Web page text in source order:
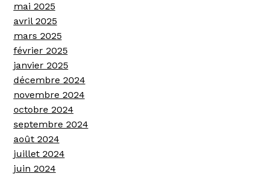
mai 2025
avril 2025
mars 2025
février 2025
janvier 2025
décembre 2024
novembre 2024
octobre 2024
septembre 2024
août 2024
juillet 2024
juin 2024